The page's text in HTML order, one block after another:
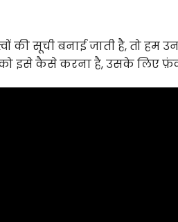
की सूची बनाई जाती है, तो
इसे कैसे करना है, उसके लिए